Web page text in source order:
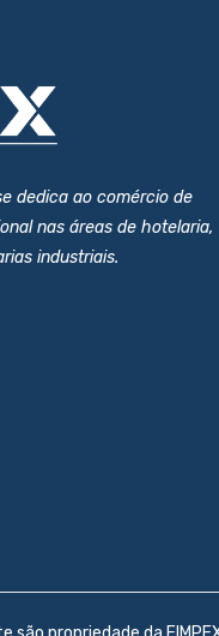
dedica ao comércio de
nas áreas de hotelaria,
industriais.